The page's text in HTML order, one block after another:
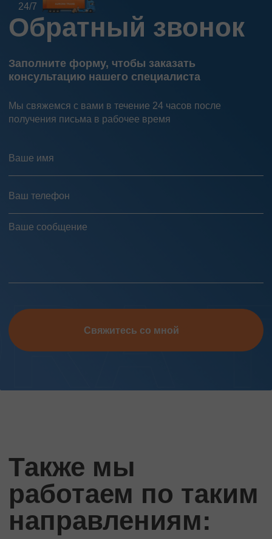
24/7
Обратный звонок
Заполните форму, чтобы заказать
консультацию нашего специалиста
Мы свяжемся с вами в течение 24 часов после
получения письма в рабочее время
Свяжитесь со мной
Также мы
работаем по таким
направлениям: